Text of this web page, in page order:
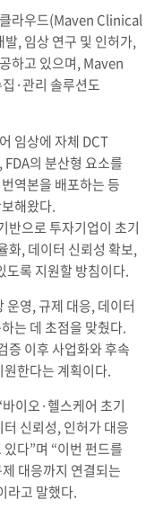
라우드(Maven Clinical
, 임상 연구 및 인허가,
하고 있으며, Maven
·관리 솔루션도
임상에 자체 DCT
의 분산형 요소를
역본을 배포하는 등
해왔다.
반으로 투자기업이 초기
화, 데이터 신뢰성 확보,
도록 지원할 방침이다.
운영, 규제 대응, 데이터
는 데 초점을 맞췄다.
증 이후 사업화와 후속
한다는 계획이다.
이오·헬스케어 초기
신뢰성, 인허가 대응
다”며 “이번 펀드를
대응까지 연결되는
라고 말했다.